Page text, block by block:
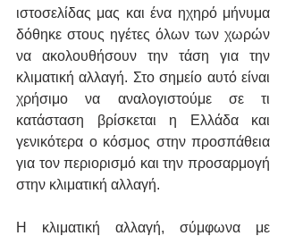
ιστοσελίδας μας και ένα ηχηρό μήνυμα
δόθηκε στους ηγέτες όλων των χωρών
να ακολουθήσουν την τάση για την
κλιματική αλλαγή. Στο σημείο αυτό είναι
χρήσιμο να αναλογιστούμε σε τι
κατάσταση βρίσκεται η Ελλάδα και
γενικότερα ο κόσμος στην προσπάθεια
για τον περιορισμό και την προσαρμογή
στην κλιματική αλλαγή.
Η κλιματική αλλαγή, σύμφωνα με